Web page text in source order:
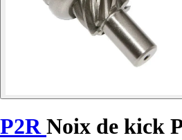
P2R Noix de kick